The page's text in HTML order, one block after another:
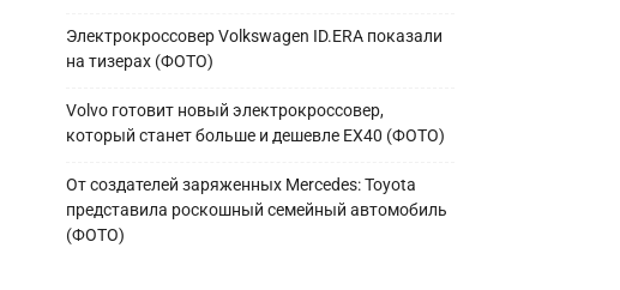
Электрокроссовер Volkswagen ID.ERA показали
на тизерах (ФОТО)
Volvo готовит новый электрокроссовер,
который станет больше и дешевле EX40 (ФОТО)
От создателей заряженных Mercedes: Toyota
представила роскошный семейный автомобиль
(ФОТО)